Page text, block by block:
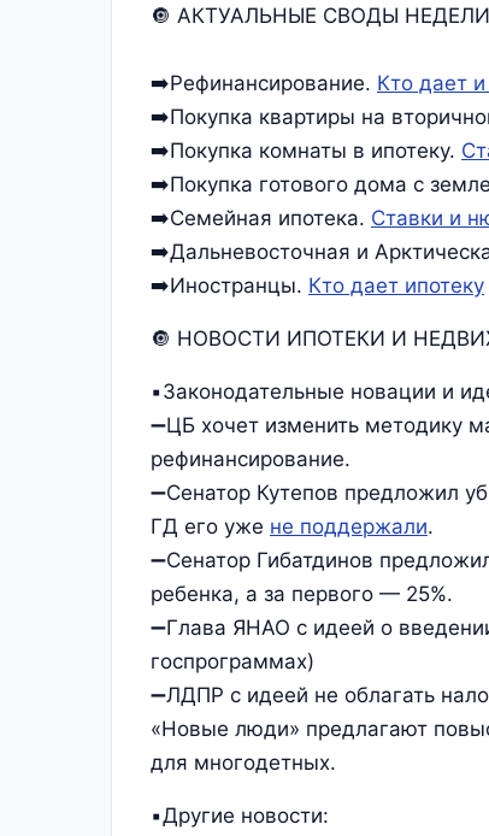
🔘 АКТУАЛЬНЫЕ СВОДЫ НЕДЕЛИ
➡️Рефинансирование. Кто дает и
➡️Покупка квартиры на
➡️Покупка комнаты в ипотеку.
➡️Покупка готового дома с
➡️Семейная ипотека. Ставки и
➡️Дальневосточная и
➡️Иностранцы. Кто дает ипотеку
🔘 НОВОСТИ ИПОТЕКИ И
▪️Законодательные новации и
➖ЦБ хочет изменить методику
рефинансирование.
➖Сенатор Кутепов предложил
ГД его уже не поддержали.
➖Сенатор Гибатдинов
ребенка, а за первого — 25%.
➖Глава ЯНАО с идеей о
госпрограммах)
➖ЛДПР с идеей не облагать
«Новые люди» предлагают
для многодетных.
▪️Другие новости: